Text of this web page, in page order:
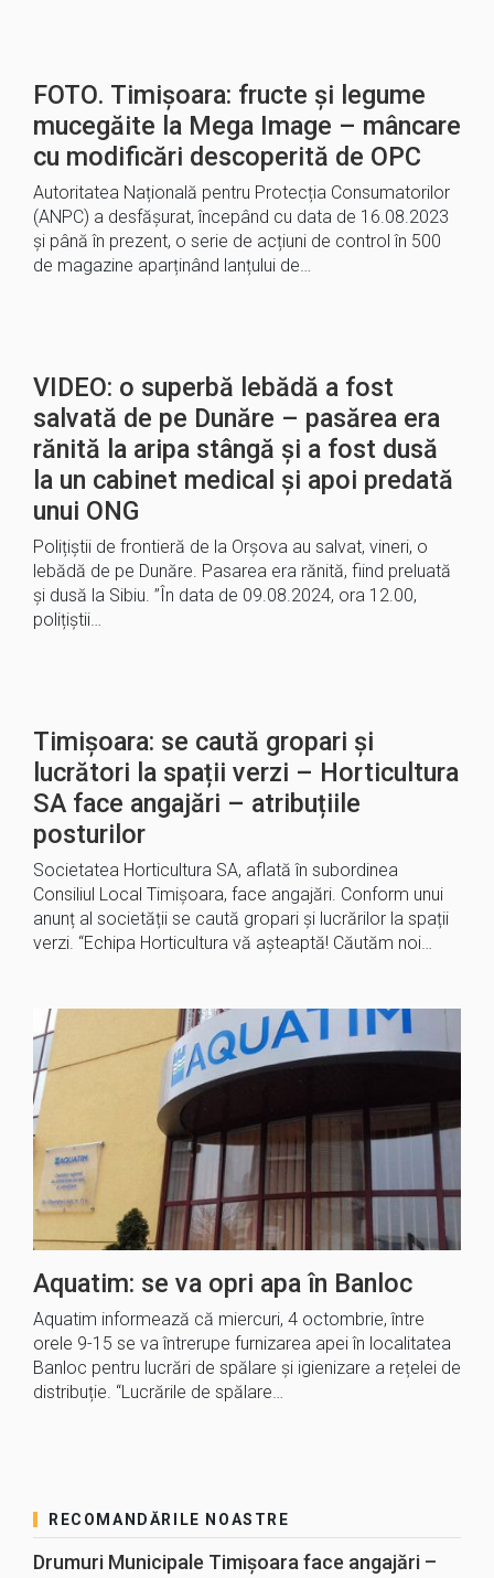
FOTO. Timișoara: fructe și legume
mucegăite la Mega Image – mâncare
cu modificări descoperită de OPC
Autoritatea Națională pentru Protecția Consumatorilor
(ANPC) a desfășurat, începând cu data de 16.08.2023
și până în prezent, o serie de acțiuni de control în 500
de magazine aparținând lanțului de…
VIDEO: o superbă lebădă a fost
salvată de pe Dunăre – pasărea era
rănită la aripa stângă și a fost dusă
la un cabinet medical și apoi predată
unui ONG
Polițiștii de frontieră de la Orșova au salvat, vineri, o
lebădă de pe Dunăre. Pasarea era rănită, fiind preluată
şi dusă la Sibiu. ”În data de 09.08.2024, ora 12.00,
polițiștii…
Timișoara: se caută gropari și
lucrători la spații verzi – Horticultura
SA face angajări – atribuțiile
posturilor
Societatea Horticultura SA, aflată în subordinea
Consiliul Local Timișoara, face angajări. Conform unui
anunț al societății se caută gropari și lucrărilor la spații
verzi. “Echipa Horticultura vă așteaptă! Căutăm noi…
Aquatim: se va opri apa în Banloc
Aquatim informează că miercuri, 4 octombrie, între
orele 9-15 se va întrerupe furnizarea apei în localitatea
Banloc pentru lucrări de spălare și igienizare a rețelei de
distribuție. “Lucrările de spălare…
RECOMANDĂRILE NOASTRE
Drumuri Municipale Timișoara face angajări –